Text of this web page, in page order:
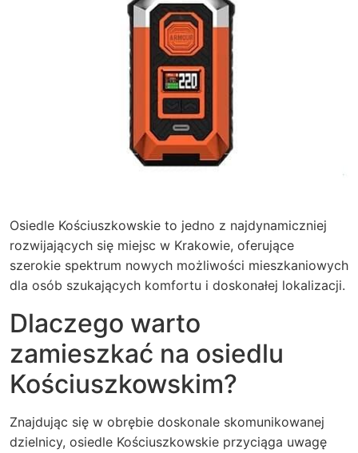
Osiedle Kościuszkowskie to jedno z najdynamiczniej
rozwijających się miejsc w Krakowie, oferujące
szerokie spektrum nowych możliwości mieszkaniowych
dla osób szukających komfortu i doskonałej lokalizacji.
Dlaczego warto
zamieszkać na osiedlu
Kościuszkowskim?
Znajdując się w obrębie doskonale skomunikowanej
dzielnicy, osiedle Kościuszkowskie przyciąga uwagę